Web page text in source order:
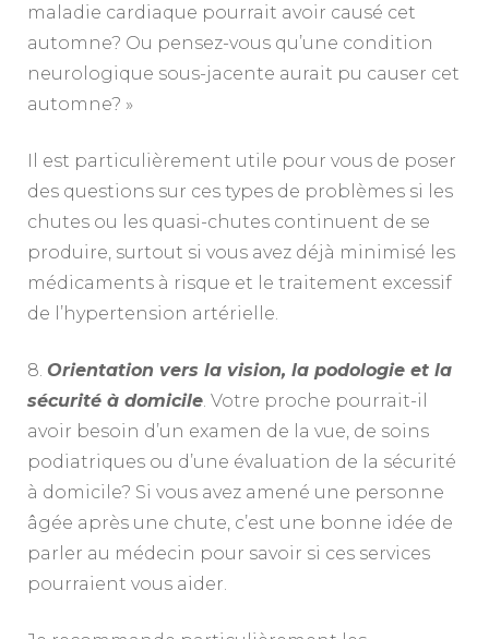
maladie cardiaque pourrait avoir causé cet
automne? Ou pensez-vous qu’une condition
neurologique sous-jacente aurait pu causer cet
automne? »
Il est particulièrement utile pour vous de poser
des questions sur ces types de problèmes si les
chutes ou les quasi-chutes continuent de se
produire, surtout si vous avez déjà minimisé les
médicaments à risque et le traitement excessif
de l’hypertension artérielle.
8. Orientation vers la vision, la podologie et la
sécurité à domicile. Votre proche pourrait-il
avoir besoin d’un examen de la vue, de soins
podiatriques ou d’une évaluation de la sécurité
à domicile? Si vous avez amené une personne
âgée après une chute, c’est une bonne idée de
parler au médecin pour savoir si ces services
pourraient vous aider.